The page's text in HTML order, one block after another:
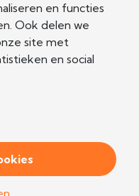
Privacy Statement
en functies
Ook delen we
site met
en social